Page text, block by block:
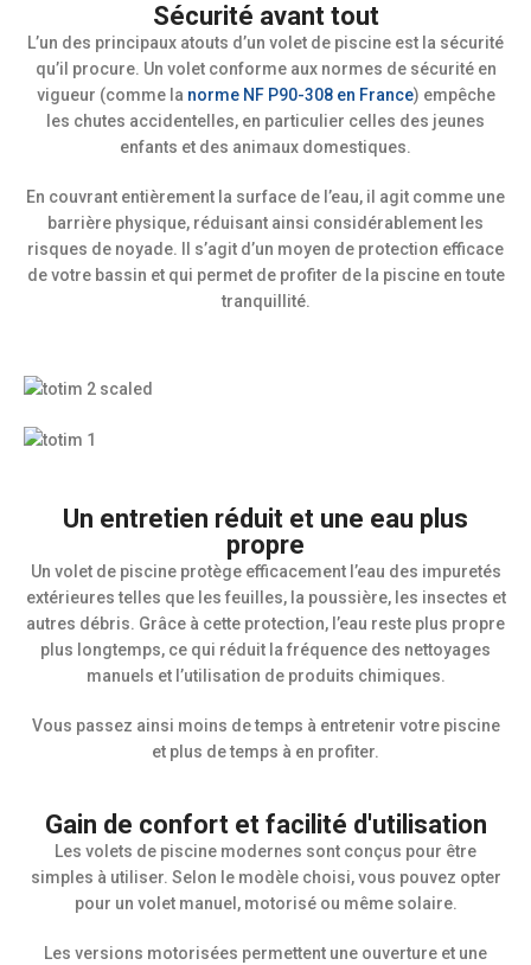
Sécurité avant tout
L’un des principaux atouts d’un volet de piscine est la sécurité
qu’il procure. Un volet conforme aux normes de sécurité en
vigueur (comme la norme NF P90-308 en France) empêche
les chutes accidentelles, en particulier celles des jeunes
enfants et des animaux domestiques.
En couvrant entièrement la surface de l’eau, il agit comme une
barrière physique, réduisant ainsi considérablement les
risques de noyade. Il s’agit d’un moyen de protection efficace
de votre bassin et qui permet de profiter de la piscine en toute
tranquillité.
Un entretien réduit et une eau plus
propre
Un volet de piscine protège efficacement l’eau des impuretés
extérieures telles que les feuilles, la poussière, les insectes et
autres débris. Grâce à cette protection, l’eau reste plus propre
plus longtemps, ce qui réduit la fréquence des nettoyages
manuels et l’utilisation de produits chimiques.
Vous passez ainsi moins de temps à entretenir votre piscine
et plus de temps à en profiter.
Gain de confort et facilité d'utilisation
Les volets de piscine modernes sont conçus pour être
simples à utiliser. Selon le modèle choisi, vous pouvez opter
pour un volet manuel, motorisé ou même solaire.
Les versions motorisées permettent une ouverture et une